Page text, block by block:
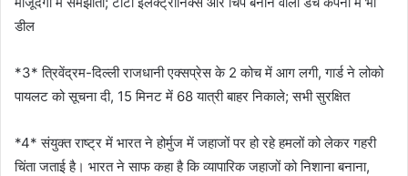
डील
*3* त्रिवेंद्रम-दिल्ली राजधानी एक्सप्रेस के 2 कोच में आग लगी, गार्ड ने लोको
पायलट को सूचना दी, 15 मिनट में 68 यात्री बाहर निकाले; सभी सुरक्षित
*4* संयुक्त राष्ट्र में भारत ने होर्मुज में जहाजों पर हो रहे हमलों को लेकर गहरी
चिंता जताई है। भारत ने साफ कहा है कि व्यापारिक जहाजों को निशाना बनाना,